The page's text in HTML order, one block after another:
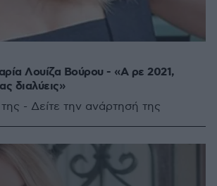
Λουίζα Βούρου - «Α ρε 2021,
διαλύεις»
- Δείτε την ανάρτησή της